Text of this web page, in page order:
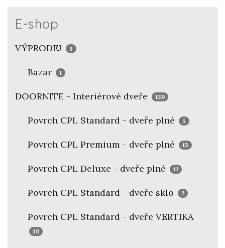
E-shop
VÝPRODEJ 3
Bazar 1
DOORNITE - Interiérové dveře 139
Povrch CPL Standard - dveře plné 5
Povrch CPL Premium - dveře plné 13
Povrch CPL Deluxe - dveře plné 11
Povrch CPL Standard - dveře sklo 2
Povrch CPL Standard - dveře VERTIKA
10